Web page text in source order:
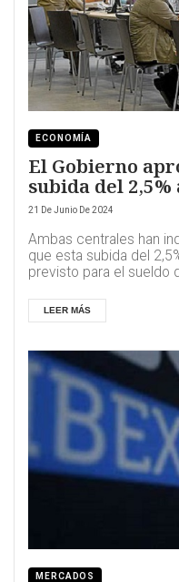
ECONOMÍA
El Gobierno
subida del
21 De Junio De 2024
Ambas centrales han
que esta subida del
previsto para el sueldo
LEER MÁS
MERCADOS